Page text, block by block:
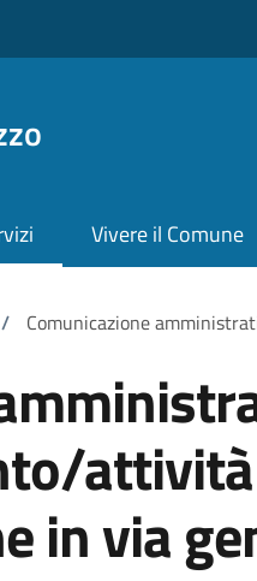
Vivere il Comune
/ Comunicazione
in via